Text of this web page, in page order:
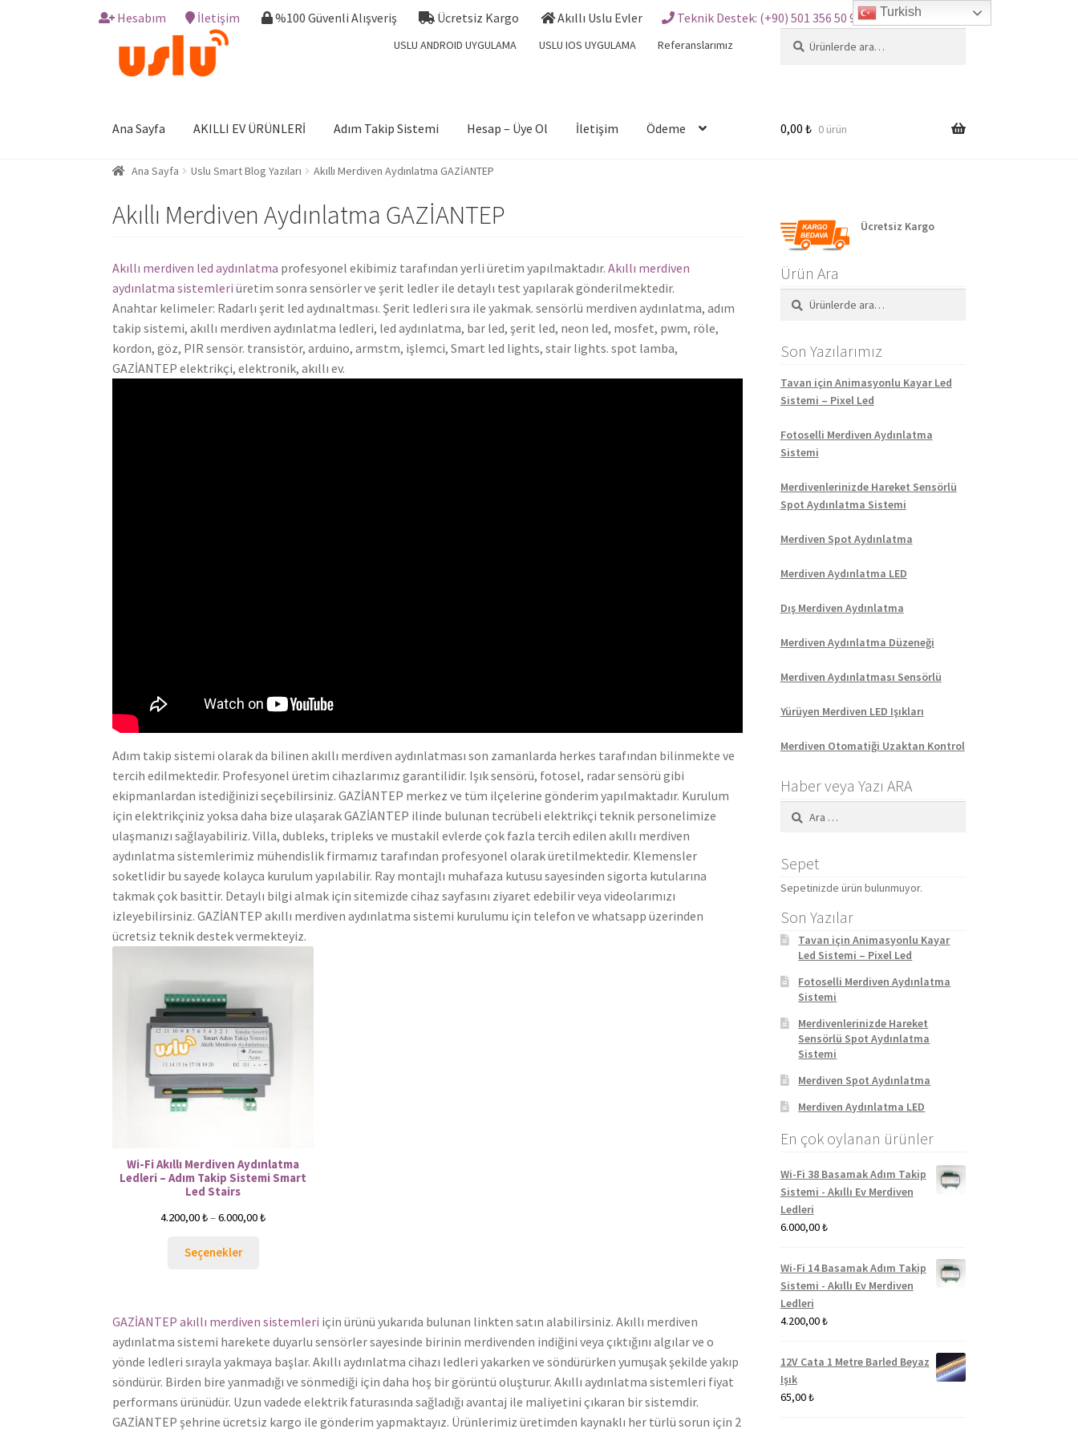
Hesabım İletişim %100 Güvenli Alışveriş Ücretsiz Kargo Akıllı Uslu Evler
Teknik Destek: (+90) 501 356 50 97
navigation
content
USLU ANDROID UYGULAMA USLU IOS UYGULAMA Referanslarımız
Ana Sayfa AKILLI EV ÜRÜNLERİ Adım Takip Sistemi Hesap – Üye Ol İletişim Ödeme 0,00 ₺ 0 ürün
Ana Sayfa Uslu Smart Blog Yazıları Akıllı Merdiven Aydınlatma GAZİANTEP
Akıllı Merdiven Aydınlatma GAZİANTEP
Akıllı merdiven led aydınlatma profesyonel ekibimiz tarafından yerli üretim yapılmaktadır. Akıllı merdiven
aydınlatma sistemleri üretim sonra sensörler ve şerit ledler ile detaylı test yapılarak gönderilmektedir.
Anahtar kelimeler: Radarlı şerit led aydınaltması. Şerit ledleri sıra ile yakmak. sensörlü merdiven aydınlatma, adım
takip sistemi, akıllı merdiven aydınlatma ledleri, led aydınlatma, bar led, şerit led, neon led, mosfet, pwm, röle,
kordon, göz, PIR sensör. transistör, arduino, armstm, işlemci, Smart led lights, stair lights. spot lamba,
GAZİANTEP elektrikçi, elektronik, akıllı ev.
Adım takip sistemi olarak da bilinen akıllı merdiven aydınlatması son zamanlarda herkes tarafından bilinmekte ve
tercih edilmektedir. Profesyonel üretim cihazlarımız garantilidir. Işık sensörü, fotosel, radar sensörü gibi
ekipmanlardan istediğinizi seçebilirsiniz. GAZİANTEP merkez ve tüm ilçelerine gönderim yapılmaktadır. Kurulum
için elektrikçiniz yoksa daha bize ulaşarak GAZİANTEP ilinde bulunan tecrübeli elektrikçi teknik personelimize
ulaşmanızı sağlayabiliriz. Villa, dubleks, tripleks ve mustakil evlerde çok fazla tercih edilen akıllı merdiven
aydınlatma sistemlerimiz mühendislik firmamız tarafından profesyonel olarak üretilmektedir. Klemensler
soketlidir bu sayede kolayca kurulum yapılabilir. Ray montajlı muhafaza kutusu sayesinden sigorta kutularına
takmak çok basittir. Detaylı bilgi almak için sitemizde cihaz sayfasını ziyaret edebilir veya videolarımızı
izleyebilirsiniz. GAZİANTEP akıllı merdiven aydınlatma sistemi kurulumu için telefon ve whatsapp üzerinden
ücretsiz teknik destek vermekteyiz.
Wi-Fi Akıllı Merdiven Aydınlatma
Ledleri – Adım Takip Sistemi Smart
Led Stairs
4.200,00₺–6.000,00₺
Seçenekler
GAZİANTEP akıllı merdiven sistemleri için ürünü yukarıda bulunan linkten satın alabilirsiniz. Akıllı merdiven
aydınlatma sistemi harekete duyarlu sensörler sayesinde birinin merdivenden indiğini veya çıktığını algılar ve o
yönde ledleri sırayla yakmaya başlar. Akıllı aydınlatma cihazı ledleri yakarken ve söndürürken yumuşak şekilde yakıp
söndürür. Birden bire yanmadığı ve sönmediği için daha hoş bir görüntü oluşturur. Akıllı aydınlatma sistemleri fiyat
performans ürünüdür. Uzun vadede elektrik faturasında sağladığı avantaj ile maliyetini çıkaran bir sistemdir.
GAZİANTEP şehrine ücretsiz kargo ile gönderim yapmaktayız. Ürünlerimiz üretimden kaynaklı her türlü sorun için 2
Ücretsiz Kargo
Ürün Ara
Ara:
Ara
Son Yazılarımız
Tavan için Animasyonlu Kayar Led
Sistemi – Pixel Led
Fotoselli Merdiven Aydınlatma
Sistemi
Merdivenlerinizde Hareket Sensörlü
Spot Aydınlatma Sistemi
Merdiven Spot Aydınlatma
Merdiven Aydınlatma LED
Dış Merdiven Aydınlatma
Merdiven Aydınlatma Düzeneği
Merdiven Aydınlatması Sensörlü
Yürüyen Merdiven LED Işıkları
Merdiven Otomatiği Uzaktan Kontrol
Haber veya Yazı ARA
Arama:
Sepet
Sepetinizde ürün bulunmuyor.
Son Yazılar
Tavan için Animasyonlu Kayar
Led Sistemi – Pixel Led
Fotoselli Merdiven Aydınlatma
Sistemi
Merdivenlerinizde Hareket
Sensörlü Spot Aydınlatma
Sistemi
Merdiven Spot Aydınlatma
Merdiven Aydınlatma LED
En çok oylanan ürünler
Wi-Fi 38 Basamak Adım Takip
Sistemi - Akıllı Ev Merdiven
Ledleri
6.000,00₺
Wi-Fi 14 Basamak Adım Takip
Sistemi - Akıllı Ev Merdiven
Ledleri
4.200,00₺
12V Cata 1 Metre Barled Beyaz
Işık
65,00₺
Turkish